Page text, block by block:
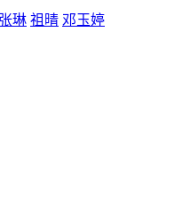
张琳 祖晴 邓玉婷